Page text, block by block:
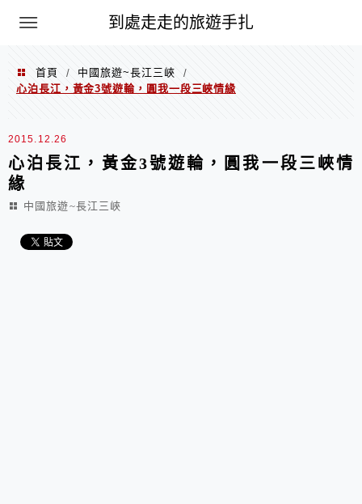
到處走走的旅遊手扎
首頁 / 中國旅遊~長江三峽
/
心泊長江，黃金3號遊輪，圓我一段三峽情緣
2015.12.26
心泊長江，黃金3號遊輪，圓我一段三峽情
緣
中國旅遊~長江三峽